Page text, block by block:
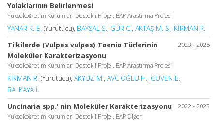
Yolaklarının Belirlenmesi
Yükseköğretim Kurumları Destekli Proje , BAP Araştırma Projesi
YANAR K. E. (Yürütücü), BAYSAL S., GÜR C., AKTAŞ M. S., KİRMAN R.
2023 - 2025
Tilkilerde (Vulpes vulpes) Taenia Türlerinin
Moleküler Karakterizasyonu
Yükseköğretim Kurumları Destekli Proje , BAP Araştırma Projesi
KİRMAN R. (Yürütücü), AKYÜZ M., AVCIOĞLU H., GÜVEN E.,
BALKAYA İ.
2022 - 2023
Uncinaria spp.' nin Moleküler Karakterizasyonu
Yükseköğretim Kurumları Destekli Proje , BAP Diğer